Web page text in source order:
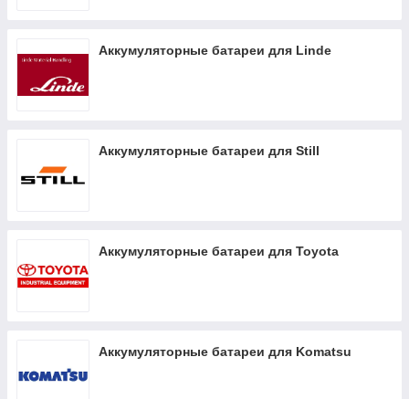
Аккумуляторные батареи для Linde
Аккумуляторные батареи для Still
Аккумуляторные батареи для Toyota
Аккумуляторные батареи для Komatsu